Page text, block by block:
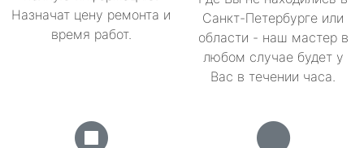
Назначат цену ремонта и
время работ.
Санкт-Петербурге или
области - наш мастер в
любом случае будет у
Вас в течении часа.